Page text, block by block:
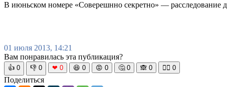
В июньском номере «Соверешнно секретно» — расследование
01 июля 2013, 14:21
Вам понравилась эта публикация?
👍 0 👎 0 ❤ 0 😆 0 😡 0 🤔 0 🙈 0 🧘‍♀️ 0
Поделиться